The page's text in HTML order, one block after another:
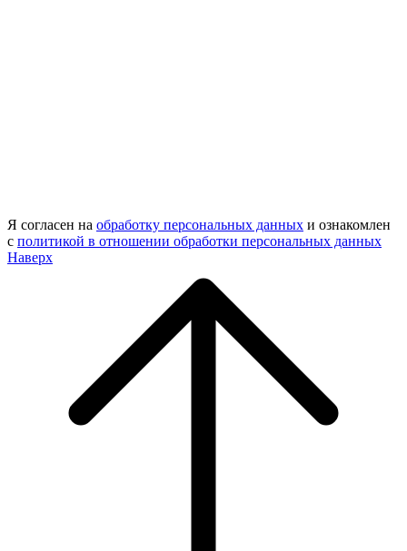
Я согласен на обработку персональных данных и ознакомлен
с политикой в отношении обработки персональных данных
Наверх